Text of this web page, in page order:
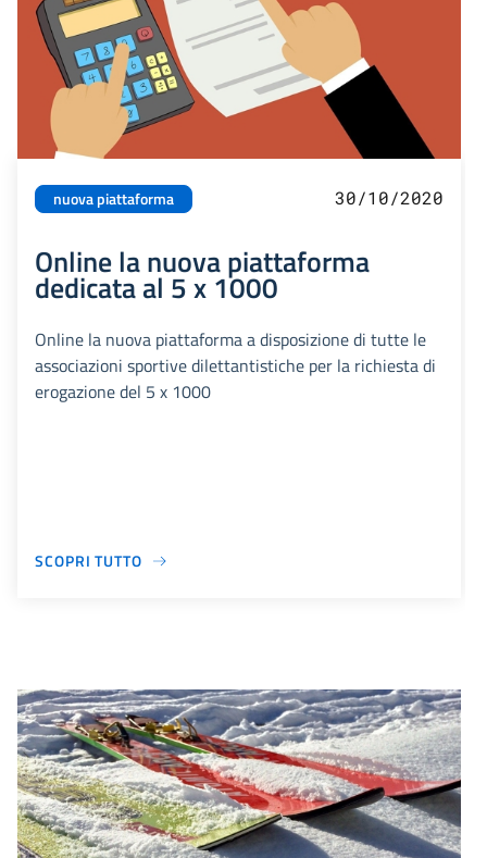
nuova piattaforma 30/10/2020
Online la nuova piattaforma
dedicata al 5 x 1000
Online la nuova piattaforma a disposizione di tutte le
associazioni sportive dilettantistiche per la richiesta di
erogazione del 5 x 1000
SCOPRI TUTTO